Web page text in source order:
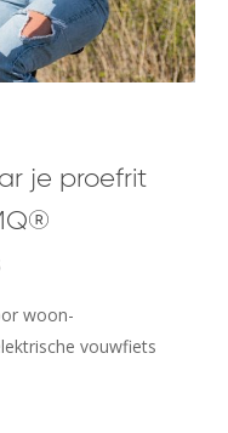
je proefrit
woon-
vouwfiets